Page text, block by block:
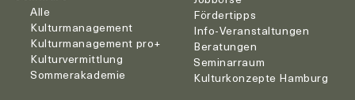
Alle
Kulturmanagement
Kulturmanagement pro+
Kulturvermittlung
Sommerakademie
Fördertipps
Info-Veranstaltungen
Beratungen
Seminarraum
Kulturkonzepte Hamburg